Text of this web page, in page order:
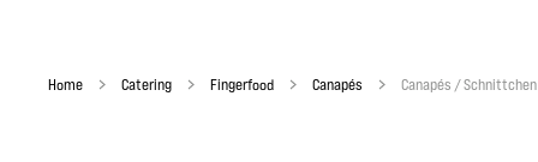
Home Catering Fingerfood Canapés Canapés /